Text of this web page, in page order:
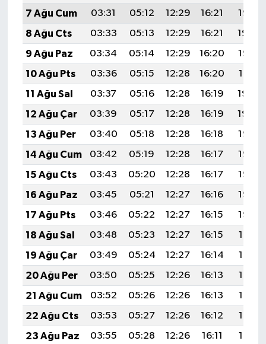
7 Ağu Cum
03:31 05:12 12:29 16:21
19:35
8 Ağu Cts
03:33 05:13 12:29 16:21
19:34
9 Ağu Paz
03:34 05:14 12:29 16:20
19:33
10 Ağu Pts
03:36 05:15 12:28 16:20
19:31
11 Ağu Sal
03:37 05:16 12:28 16:19
19:30
12 Ağu Çar
03:39 05:17 12:28 16:19
19:29
13 Ağu Per
03:40 05:18 12:28 16:18
19:28
14 Ağu Cum
03:42 05:19 12:28 16:17
19:26
15 Ağu Cts
03:43 05:20 12:28 16:17
19:25
16 Ağu Paz
03:45 05:21 12:27 16:16
19:23
17 Ağu Pts
03:46 05:22 12:27 16:15
19:22
18 Ağu Sal
03:48 05:23 12:27 16:15
19:21
19 Ağu Çar
03:49 05:24 12:27 16:14
19:19
20 Ağu Per
03:50 05:25 12:26 16:13
19:18
21 Ağu Cum
03:52 05:26 12:26 16:13
19:16
22 Ağu Cts
03:53 05:27 12:26 16:12
19:15
23 Ağu Paz
03:55 05:28 12:26 16:11
19:13